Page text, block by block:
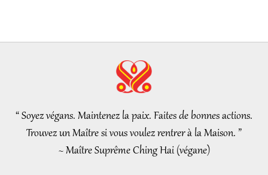
35:06
L’éthique islamique concernant
partie 2/2
“ Soyez végans. Maintenez la paix. Faites de bonnes actions.
Trouvez un Maître si vous voulez rentrer à la Maison. ”
~ Maître Suprême Ching Hai (végane)